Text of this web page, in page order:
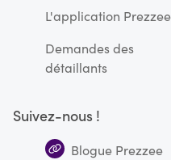
L'application Prezzee
Demandes des
détaillants
Suivez-nous !
Blogue Prezzee